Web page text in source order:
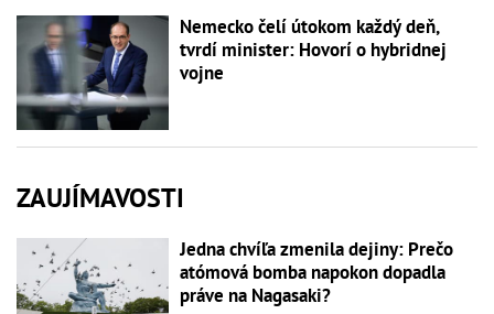
Nemecko čelí útokom každý deň,
tvrdí minister: Hovorí o hybridnej
vojne
ZAUJÍMAVOSTI
Jedna chvíľa zmenila dejiny: Prečo
atómová bomba napokon dopadla
práve na Nagasaki?